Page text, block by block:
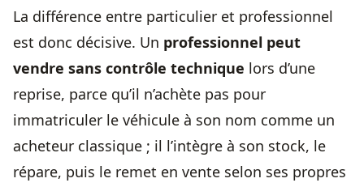
La différence entre particulier et professionnel
est donc décisive. Un professionnel peut
vendre sans contrôle technique lors d’une
reprise, parce qu’il n’achète pas pour
immatriculer le véhicule à son nom comme un
acheteur classique ; il l’intègre à son stock, le
répare, puis le remet en vente selon ses propres